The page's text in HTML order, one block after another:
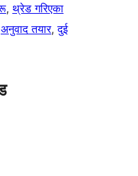
, थ्रेड गरिएका
अनुवाद तयार, दुई